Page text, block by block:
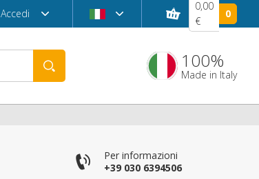
Accedi
0,00
€
0
100%
Made in Italy
Per informazioni
+39 030 6394506